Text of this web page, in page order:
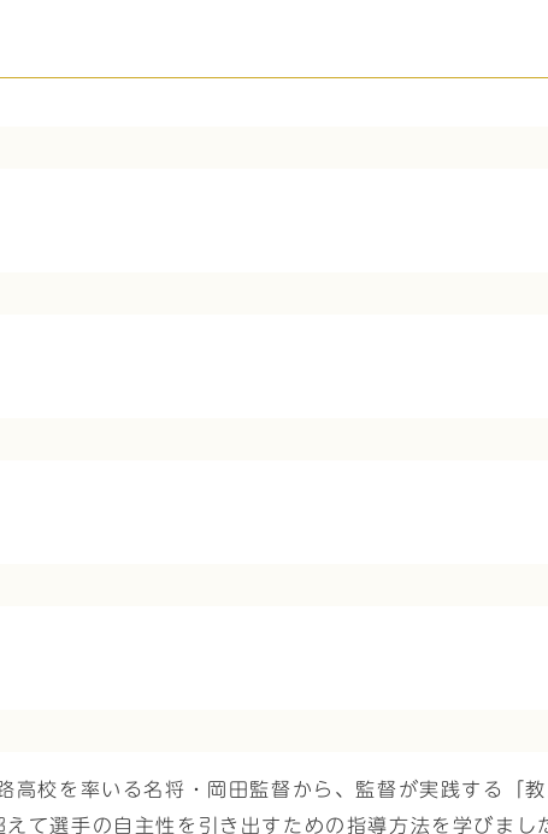
校を率いる名将・岡田監督から、監督が実践する「
て選手の自主性を引き出すための指導方法を学びまし